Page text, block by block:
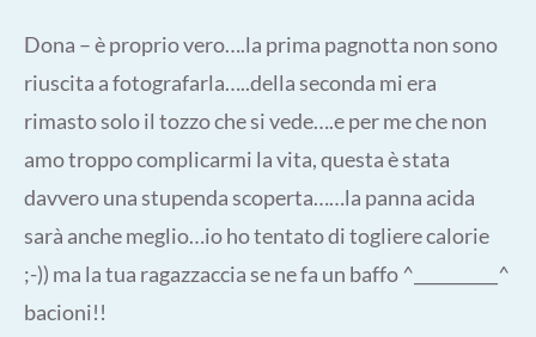
Dona – è proprio vero….la prima pagnotta non sono
riuscita a fotografarla…..della seconda mi era
rimasto solo il tozzo che si vede….e per me che non
amo troppo complicarmi la vita, questa è stata
davvero una stupenda scoperta……la panna acida
sarà anche meglio…io ho tentato di togliere calorie
;-)) ma la tua ragazzaccia se ne fa un baffo ^__________^
bacioni!!